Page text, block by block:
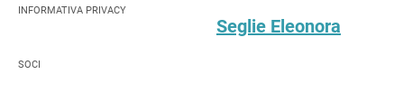
Seglie Eleonora
INFORMATIVA PRIVACY
SOCI